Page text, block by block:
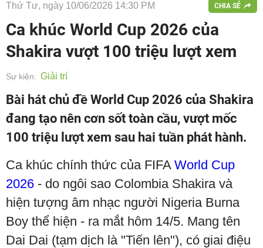
Thứ Tư, ngày 10/06/2026 14:30 PM CHIA SẺ
Ca khúc World Cup 2026 của
Shakira vượt 100 triệu lượt xem
Sự kiện: Giải trí
Bài hát chủ đề World Cup 2026 của Shakira
đang tạo nên cơn sốt toàn cầu, vượt mốc
100 triệu lượt xem sau hai tuần phát hành.
Ca khúc chính thức của FIFA World Cup
2026 - do ngôi sao Colombia Shakira và
hiện tượng âm nhạc người Nigeria Burna
Boy thể hiện - ra mắt hôm 14/5. Mang tên
Dai Dai (tạm dịch là "Tiến lên"), có giai điệu